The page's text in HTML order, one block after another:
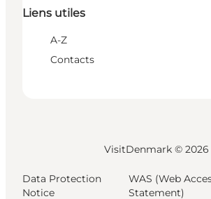
Liens utiles
A-Z
Contacts
VisitDenmark © 2026
Data Protection
Notice
WAS (Web
Statement)